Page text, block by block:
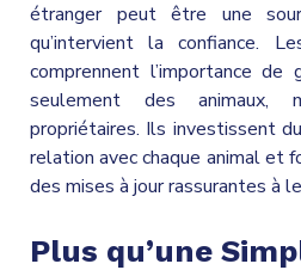
étranger peut être une
qu’intervient la confiance.
comprennent l’importance de
seulement des animaux,
propriétaires. Ils investissent
relation avec chaque animal et
des mises à jour rassurantes à
Plus qu’une